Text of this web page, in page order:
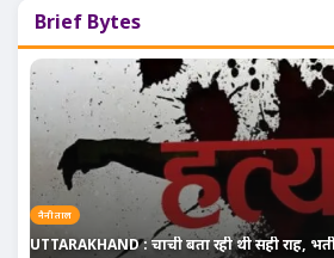
Brief Bytes
नैनीताल
UTTARAKHAND : चाची बता रही थी सही राह,